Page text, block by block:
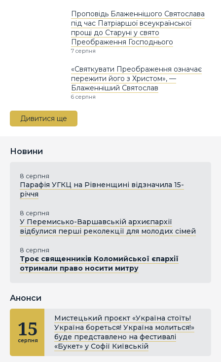
Проповідь Блаженнішого Святослава
під час Патріаршої всеукраїнської
прощі до Старуні у свято
Преображення Господнього
7 серпня
«Святкувати Преображення означає
пережити його з Христом», —
Блаженніший Святослав
6 серпня
Дивитися ще
Новини
8 серпня
Парафія УГКЦ на Рівненщині відзначила 15-
річчя
8 серпня
У Перемисько-Варшавській архиєпархії
відбулися перші реколекції для молодих сімей
8 серпня
Троє священників Коломийської єпархії
отримали право носити митру
Анонси
15
серпня
Мистецький проєкт «Україна стоїть!
Україна бореться! Україна молиться!»
буде представлено на фестивалі
«Букет» у Софії Київській